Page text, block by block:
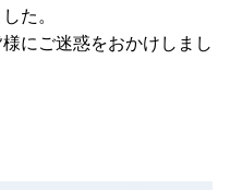
た。
にご迷惑をおかけしまし